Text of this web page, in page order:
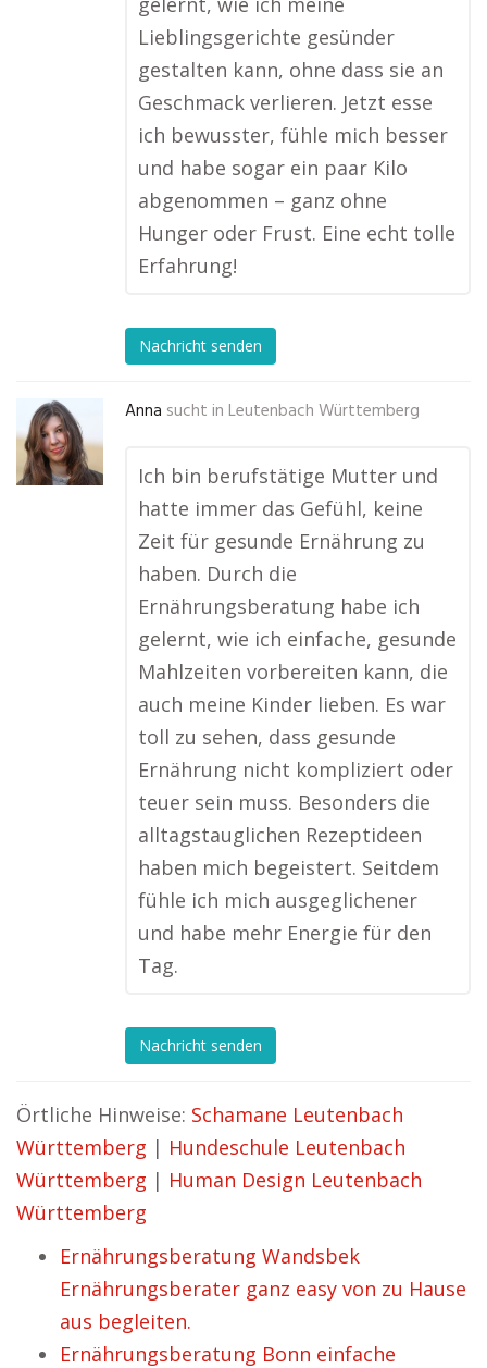
Lieblingsgerichte gesünder
gestalten kann, ohne dass sie an
Geschmack verlieren. Jetzt esse
ich bewusster, fühle mich besser
und habe sogar ein paar Kilo
abgenommen – ganz ohne
Hunger oder Frust. Eine echt tolle
Erfahrung!
Nachricht senden
Anna sucht in Leutenbach Württemberg
Ich bin berufstätige Mutter und
hatte immer das Gefühl, keine
Zeit für gesunde Ernährung zu
haben. Durch die
Ernährungsberatung habe ich
gelernt, wie ich einfache, gesunde
Mahlzeiten vorbereiten kann, die
auch meine Kinder lieben. Es war
toll zu sehen, dass gesunde
Ernährung nicht kompliziert oder
teuer sein muss. Besonders die
alltagstauglichen Rezeptideen
haben mich begeistert. Seitdem
fühle ich mich ausgeglichener
und habe mehr Energie für den
Tag.
Nachricht senden
Örtliche Hinweise: Schamane Leutenbach
Württemberg | Hundeschule Leutenbach
Württemberg | Human Design Leutenbach
Württemberg
Ernährungsberatung Wandsbek
Ernährungsberater ganz easy von zu Hause
aus begleiten.
Ernährungsberatung Bonn einfache